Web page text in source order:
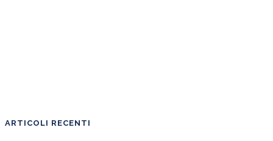
ARTICOLI RECENTI